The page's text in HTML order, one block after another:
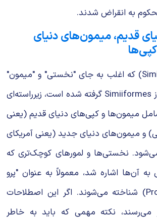
قدیم، میمون‌های دنیای
واژه "سیمین" (Simian) که اغلب به جای "نخستی" و "میمون"
استفاده می‌شود، از Simiiformes گرفته شده است، زیرراسته‌ای
میمون‌ها و کپی‌های دنیای قدیم (یعنی
و میمون‌های دنیای جدید (یعنی آمریکای
نخستی‌ها و لمورهای کوچک‌تری که
آن‌ها اشاره شد، معمولاً به عنوان "پرو
سیمین" (Prosimian) شناخته می‌شوند. اگر این اصطلاحات
می‌رسند، نکته مهمی که باید به خاطر